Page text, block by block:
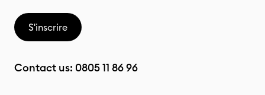
S'inscrire
Contact us: 0805 11 86 96